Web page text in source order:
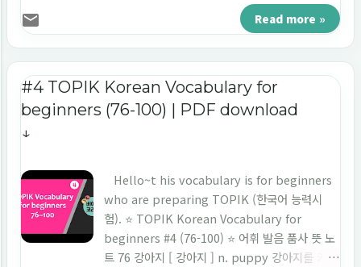
Read more »
#4 TOPIK Korean Vocabulary for
beginners (76-100) | PDF download
↓
Hello~t his vocabulary is for beginners
who are preparing TOPIK (한국어 능력시
험). ⭐️ TOPIK Korean Vocabulary for
beginners #4 (76-100) ⭐️ 어휘 발음 품사 뜻 노
트 76 강아지 [ 강아지 ] n. puppy 강아지를 키우